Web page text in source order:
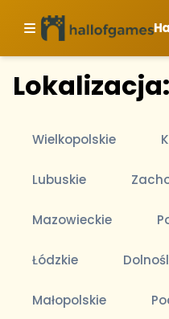
Wielkopolskie
Lubuskie
Mazowieckie
Łódzkie
Małopolskie